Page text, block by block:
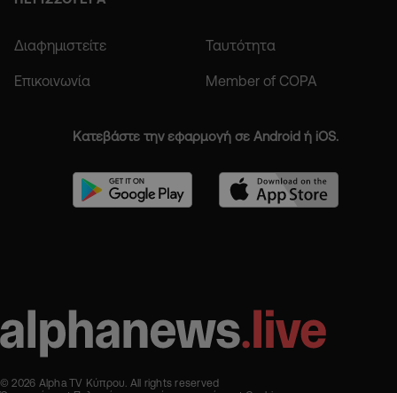
Διαφημιστείτε Ταυτότητα
Επικοινωνία Member of COPA
Κατεβάστε την εφαρμογή σε Android ή iOS.
© 2026 Alpha TV Κύπρου. All rights reserved